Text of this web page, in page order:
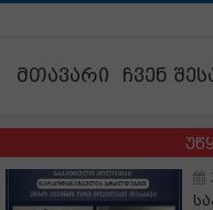
მთავარი ჩვენ
უწყება